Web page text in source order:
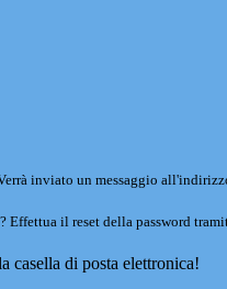
inviato un messaggio
Effettua il reset della password
casella di posta elettronica!